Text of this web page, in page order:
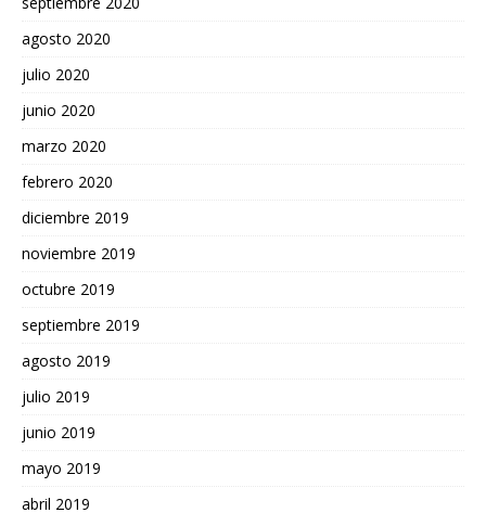
agosto 2020
julio 2020
junio 2020
marzo 2020
febrero 2020
diciembre 2019
noviembre 2019
octubre 2019
septiembre 2019
agosto 2019
julio 2019
junio 2019
mayo 2019
abril 2019